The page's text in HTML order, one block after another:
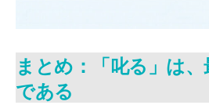
まとめ：「叱る」は
である